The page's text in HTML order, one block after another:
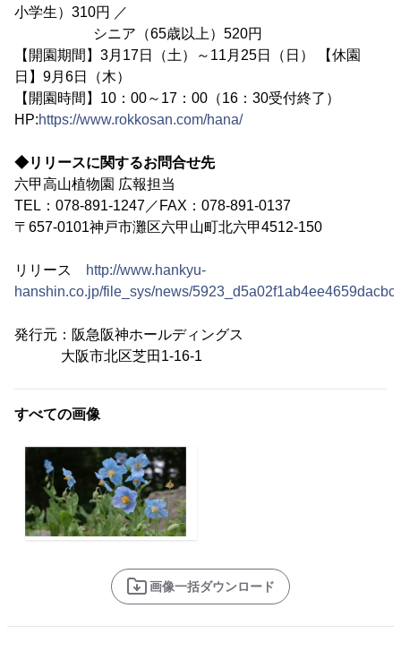
小学生）310円 ／
シニア（65歳以上）520円
【開園期間】3月17日（土）～11月25日（日） 【休園
日】9月6日（木）
【開園時間】10：00～17：00（16：30受付終了）
HP:https://www.rokkosan.com/hana/
◆リリースに関するお問合せ先
六甲高山植物園 広報担当
TEL：078-891-1247／FAX：078-891-0137
〒657-0101神戸市灘区六甲山町北六甲4512-150
リリース
http://www.hankyu-
hanshin.co.jp/file_sys/news/
発行元：阪急阪神ホールディングス
大阪市北区芝田1-16-1
すべての画像
画像一括ダウンロード